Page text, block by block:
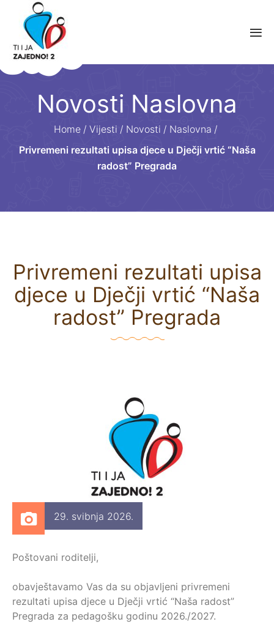
Novosti Naslovna
Home / Vijesti / Novosti / Naslovna /
Privremeni rezultati upisa djece u Dječji vrtić “Naša
radost” Pregrada
Privremeni rezultati upisa
djece u Dječji vrtić “Naša
radost” Pregrada
29. svibnja 2026.
Poštovani roditelji,
obavještavamo Vas da su objavljeni privremeni
rezultati upisa djece u Dječji vrtić “Naša radost”
Pregrada za pedagošku godinu 2026./2027.